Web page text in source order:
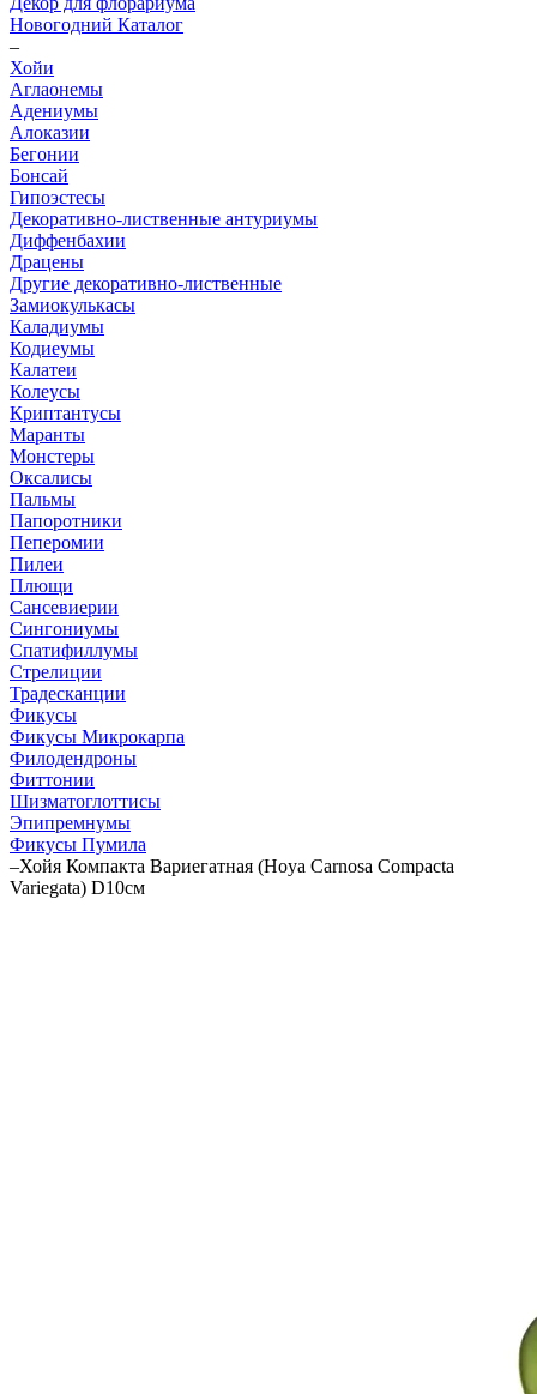
Новогодний Каталог
–
Хойи
Аглаонемы
Адениумы
Алоказии
Бегонии
Бонсай
Гипоэстесы
Декоративно-лиственные антуриумы
Диффенбахии
Драцены
Другие декоративно-лиственные
Замиокулькасы
Каладиумы
Кодиеумы
Калатеи
Колеусы
Криптантусы
Маранты
Монстеры
Оксалисы
Пальмы
Папоротники
Пеперомии
Пилеи
Плющи
Сансевиерии
Сингониумы
Спатифиллумы
Стрелиции
Традесканции
Фикусы
Фикусы Микрокарпа
Филодендроны
Фиттонии
Шизматоглоттисы
Эпипремнумы
Фикусы Пумила
–Хойя Компакта Вариегатная (Hoya Carnosa Compacta
Variegata) D10см